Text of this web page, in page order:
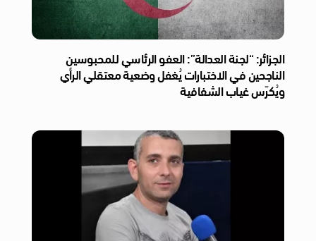
الجزائر: “لجنة العدالة”: العفو الرئاسي للمحبوسين
الناجحين في الاختبارات يُغفل وضعية معتقلي الرأي
ويُكرّس غياب الشفافية